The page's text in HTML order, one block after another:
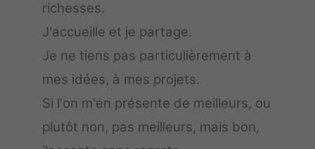
richesses.
J'accueille et je partage.
Je ne tiens pas particulièrement à
mes idées, à mes projets.
Si l'on m'en présente de meilleurs, ou
plutôt non, pas meilleurs, mais bon,